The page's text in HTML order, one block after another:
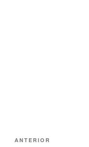
Navegación
Entrada
ANTERIOR